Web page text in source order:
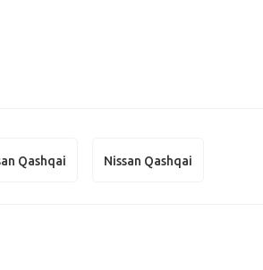
Qashqai Nissan Qashqai